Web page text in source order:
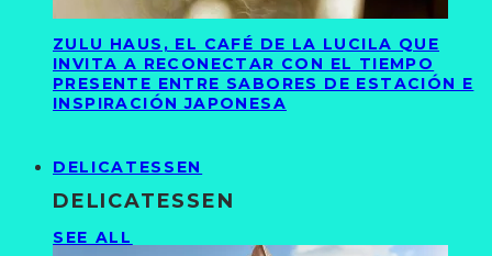
ZULU HAUS, EL CAFÉ DE LA LUCILA QUE
INVITA A RECONECTAR CON EL TIEMPO
PRESENTE ENTRE SABORES DE ESTACIÓN E
INSPIRACIÓN JAPONESA
DELICATESSEN
DELICATESSEN
SEE ALL